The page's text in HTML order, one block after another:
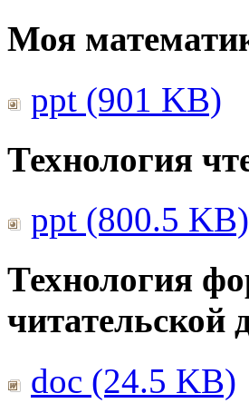
Моя
ppt (901 KB)
Технология
ppt (800.5 KB)
Технология
читательской
doc (24.5 KB)